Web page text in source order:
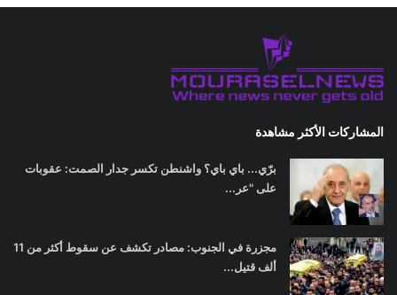
المشاركات الأكثر مشاهدة
برّي... باي باي؟ واشنطن تكسر جدار الصمت: عقوبات
على "عر...
مجزرة في الجنوب: مصادر تكشف عن سقوط أكثر من 11
ألف قتيل...